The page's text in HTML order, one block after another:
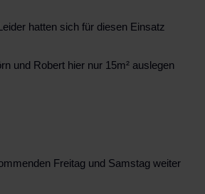
hatten sich für diesen Einsatz
und Robert hier nur 15m² auslegen
Freitag und Samstag weiter